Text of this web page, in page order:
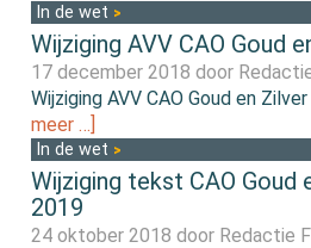
In de wet
Wijziging AVV CAO Goud
17 december 2018 door
Wijziging AVV CAO Goud en
meer …]
In de wet
Wijziging tekst CAO Goud
2019
24 oktober 2018 door Redactie